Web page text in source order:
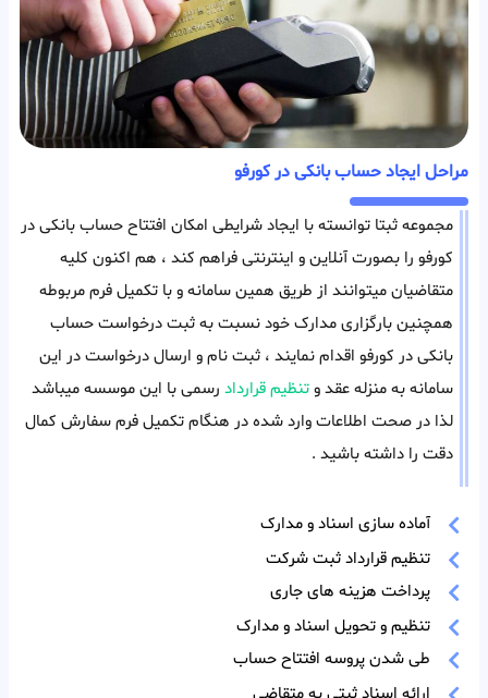
مراحل ایجاد حساب بانکی در کورفو
مجموعه ثبتا توانسته با ایجاد شرایطی امکان افتتاح حساب بانکی در
کورفو را بصورت آنلاین و اینترنتی فراهم کند ، هم اکنون کلیه
متقاضیان میتوانند از طریق همین سامانه و با تکمیل فرم مربوطه
همچنین بارگزاری مدارک خود نسبت به ثبت درخواست حساب
بانکی در کورفو اقدام نمایند ، ثبت نام و ارسال درخواست در این
سامانه به منزله عقد وتنظیم قرارداد رسمی با این موسسه میباشد
لذا در صحت اطلاعات وارد شده در هنگام تکمیل فرم سفارش کمال
دقت را داشته باشید .
آماده سازی اسناد و مدارک
تنظیم قرارداد ثبت شرکت
پرداخت هزینه های جاری
تنظیم و تحویل اسناد و مدارک
طی شدن پروسه افتتاح حساب